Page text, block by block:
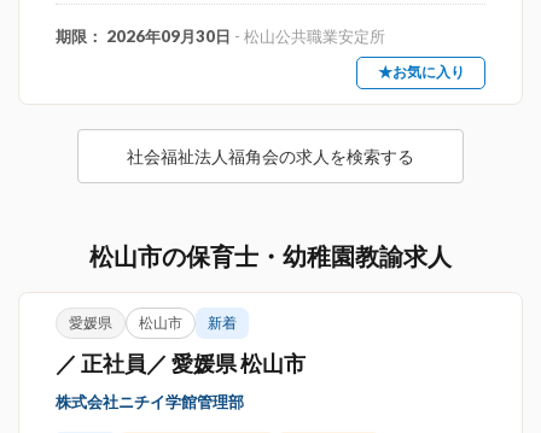
期限： 2026年09月30日 - 松山公共職業安定所
★お気に入り
社会福祉法人福角会の求人を検索する
松山市の保育士・幼稚園教諭求人
愛媛県 松山市 新着
／ 正社員／ 愛媛県 松山市
株式会社ニチイ学館管理部